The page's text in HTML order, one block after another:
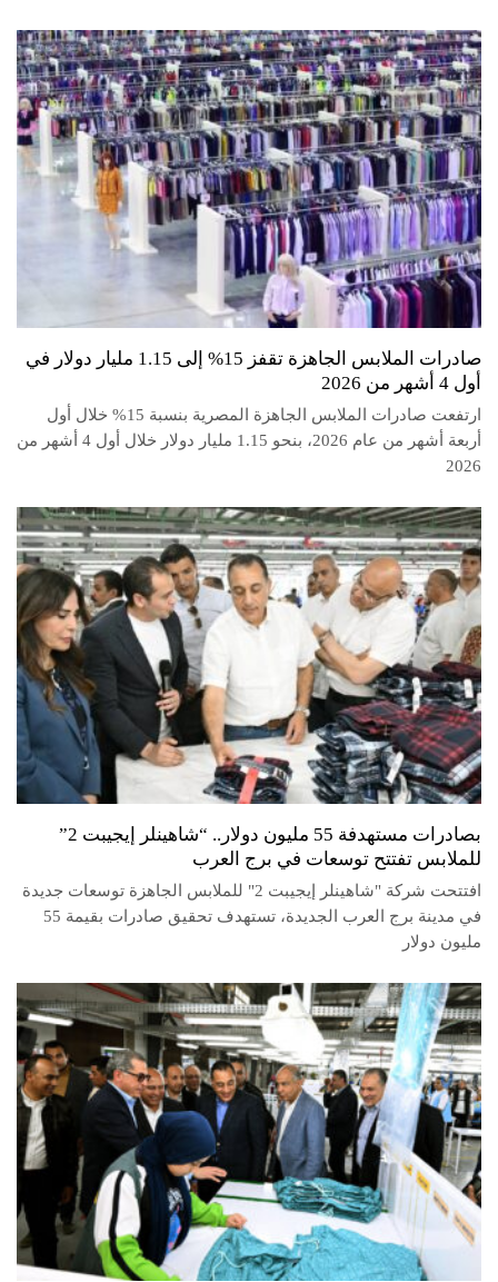
صادرات الملابس الجاهزة تقفز 15% إلى 1.15 مليار دولار في
أول 4 أشهر من 2026
ارتفعت صادرات الملابس الجاهزة المصرية بنسبة 15% خلال أول
أربعة أشهر من عام 2026، بنحو 1.15 مليار دولار خلال أول 4 أشهر من
2026
بصادرات مستهدفة 55 مليون دولار.. “شاهينلر إيجيبت 2”
للملابس تفتتح توسعات في برج العرب
افتتحت شركة "شاهينلر إيجيبت 2" للملابس الجاهزة توسعات جديدة
في مدينة برج العرب الجديدة، تستهدف تحقيق صادرات بقيمة 55
مليون دولار